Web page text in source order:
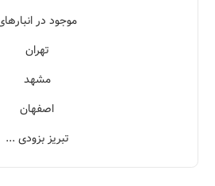
موجود در
تهران
مشهد
اصفهان
تبریز بزودی ...